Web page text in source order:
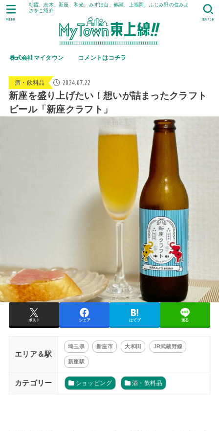
朝霞、志木、新座、和光、みずほ台、鶴瀬、上福岡、ふじみ野の住みよ
さをご紹介
株式会社マイタウン コメントはコチラ
SEARCH
MENU
酒・飲料品 2024.07.22
新座を盛り上げたい！想いが詰まったクラフト
ビール「新座クラフト」
ポスト シェア はてブ 送る
エリア＆駅
埼玉県 新座市 大和田 JR武蔵野線
新座駅
カテゴリー ショッピング 酒・飲料品